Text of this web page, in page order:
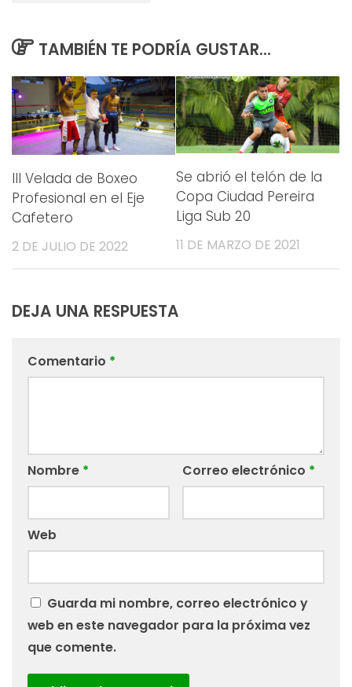
TAMBIÉN TE PODRÍA GUSTAR...
III Velada de Boxeo
Profesional en el Eje
Cafetero
2 DE JULIO DE 2022
Se abrió el telón de la
Copa Ciudad Pereira
Liga Sub 20
11 DE MARZO DE 2021
DEJA UNA RESPUESTA
Comentario *
Nombre * Correo electrónico *
Web
Guarda mi nombre, correo electrónico y
web en este navegador para la próxima vez
que comente.